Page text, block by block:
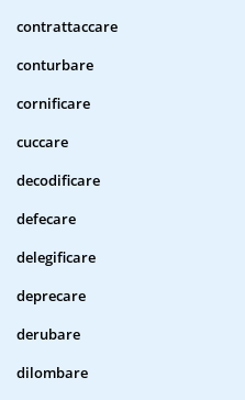
contrattaccare
conturbare
cornificare
cuccare
decodificare
defecare
delegificare
deprecare
derubare
dilombare